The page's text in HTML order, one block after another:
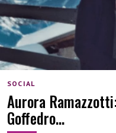
SOCIAL
Aurora
Goffedro…